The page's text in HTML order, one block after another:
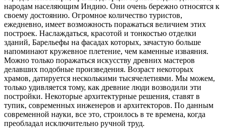
народам населяющим Индию. Они очень бережно относятся к
своему достоянию. Огромное количество туристов,
ежедневно, имеет возможность поражаться величием этих
построек. Наслаждаться, красотой и тонкостью отделки
зданий, Барельефы на фасадах которых, зачастую больше
напоминают кружевное плетение, чем каменные изваяния.
Можно только поражаться искусству древних мастеров
делавших подобные произведения. Возраст некоторых
храмов, датируется несколькими тысячелетиями. Мы можем,
только удивляется тому, как древние люди возводили эти
постройки. Некоторые архитектурные решения, ставят в
тупик, современных инженеров и архитекторов. По данным
современной науки, все это, строилось в те времена, когда
преобладал исключительно ручной труд.